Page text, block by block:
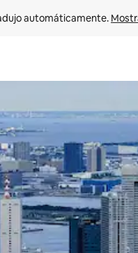
automáticamente.